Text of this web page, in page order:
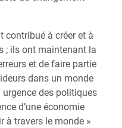
contribué à créer et à
; ils ont maintenant la
et de faire partie
dans un monde
des politiques
d’une économie
à travers le monde »